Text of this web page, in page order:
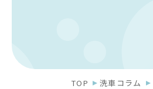
TOP 洗車コラム